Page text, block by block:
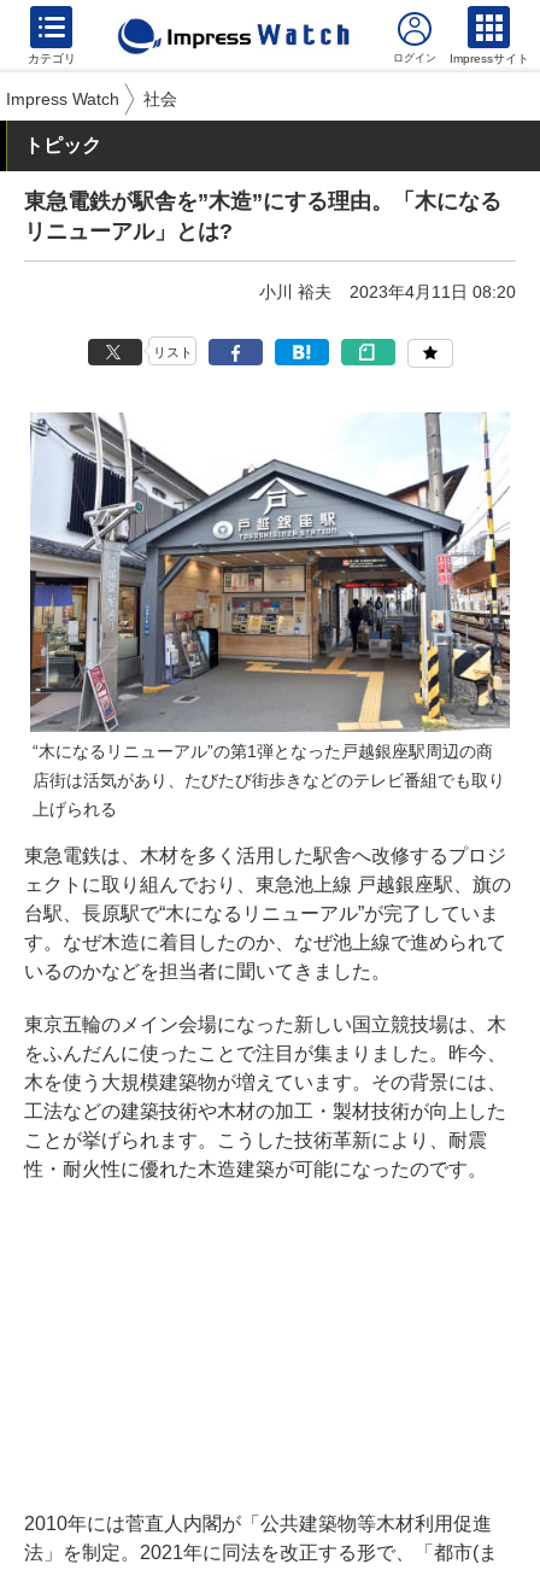
カテゴリ Impressサイト
Impress Watch 社会
トピック
東急電鉄が駅舎を”木造”にする理由。「木になる
リニューアル」とは?
小川 裕夫 2023年4月11日 08:20
リスト
“木になるリニューアル”の第1弾となった戸越銀座駅周辺の商
店街は活気があり、たびたび街歩きなどのテレビ番組でも取り
上げられる
東急電鉄は、木材を多く活用した駅舎へ改修するプロジ
ェクトに取り組んでおり、東急池上線 戸越銀座駅、旗の
台駅、長原駅で“木になるリニューアル”が完了していま
す。なぜ木造に着目したのか、なぜ池上線で進められて
いるのかなどを担当者に聞いてきました。
東京五輪のメイン会場になった新しい国立競技場は、木
をふんだんに使ったことで注目が集まりました。昨今、
木を使う大規模建築物が増えています。その背景には、
工法などの建築技術や木材の加工・製材技術が向上した
ことが挙げられます。こうした技術革新により、耐震
性・耐火性に優れた木造建築が可能になったのです。
2010年には菅直人内閣が「公共建築物等木材利用促進
法」を制定。2021年に同法を改正する形で、「都市(ま